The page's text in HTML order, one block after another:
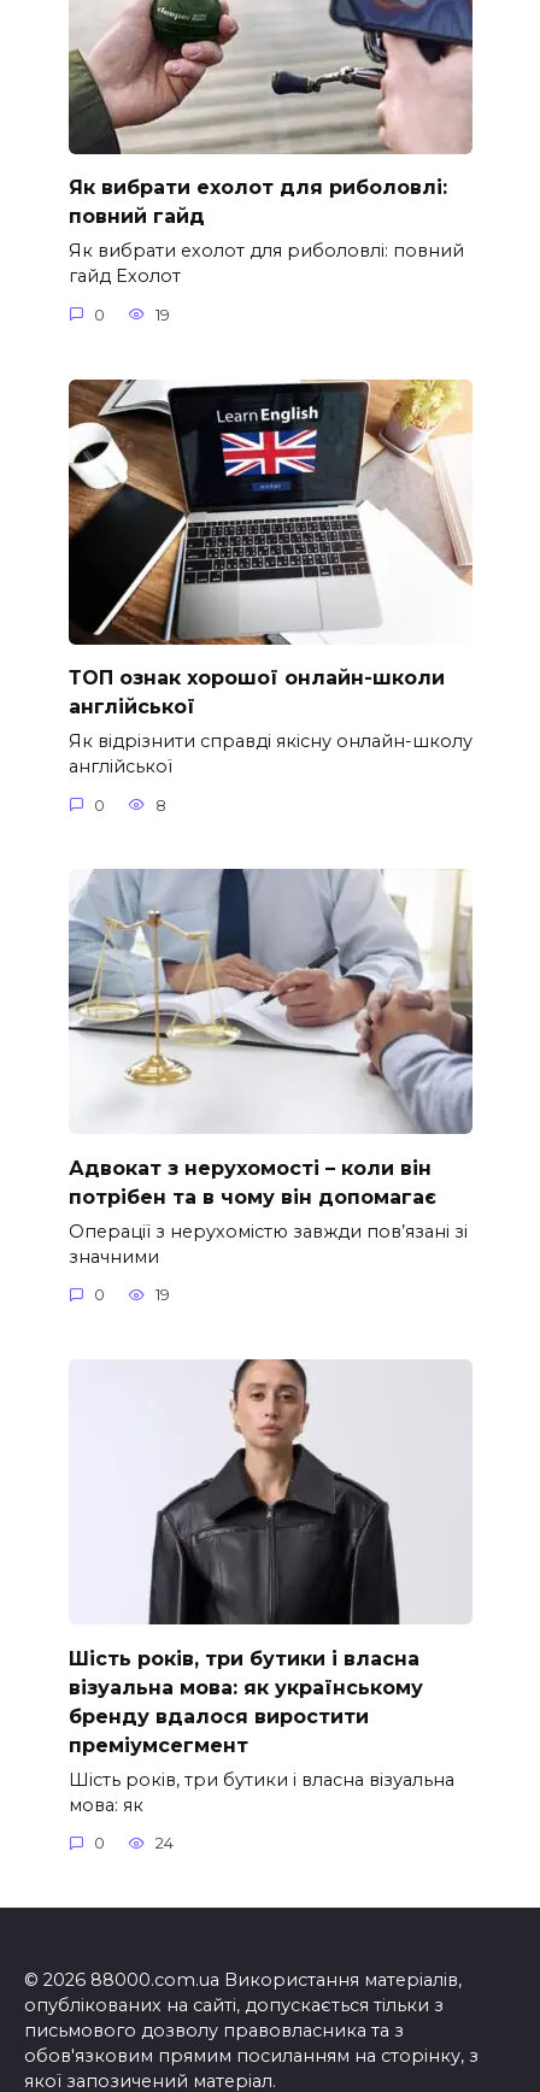
Як вибрати ехолот для риболовлі:
повний гайд
Як вибрати ехолот для риболовлі: повний
гайд Ехолот
0 19
ТОП ознак хорошої онлайн-школи
англійської
Як відрізнити справді якісну онлайн-школу
англійської
0 8
Адвокат з нерухомості – коли він
потрібен та в чому він допомагає
Операції з нерухомістю завжди пов’язані зі
значними
0 19
Шість років, три бутики і власна
візуальна мова: як українському
бренду вдалося виростити
преміумсегмент
Шість років, три бутики і власна візуальна
мова: як
0 24
© 2026 88000.com.ua Використання матеріалів,
опублікованих на сайті, допускається тільки з
письмового дозволу правовласника та з
обов'язковим прямим посиланням на сторінку, з
якої запозичений матеріал.